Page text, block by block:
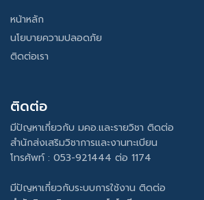
หน้าหลัก
นโยบายความปลอดภัย
ติดต่อเรา
ติดต่อ
มีปัญหาเกี่ยวกับ มคอ.และรายวิชา ติดต่อ
สำนักส่งเสริมวิชาการและงานทะเบียน
โทรศัพท์ : 053-921444 ต่อ 1174
มีปัญหาเกี่ยวกับระบบการใช้งาน ติดต่อ